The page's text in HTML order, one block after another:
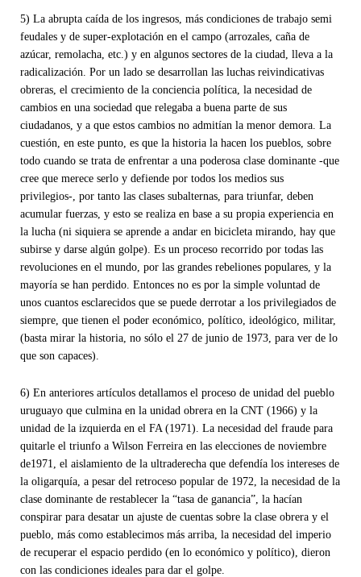
5) La abrupta caída de los ingresos, más condiciones de trabajo semi
feudales y de super-explotación en el campo (arrozales, caña de
azúcar, remolacha, etc.) y en algunos sectores de la ciudad, lleva a la
radicalización. Por un lado se desarrollan las luchas reivindicativas
obreras, el crecimiento de la conciencia política, la necesidad de
cambios en una sociedad que relegaba a buena parte de sus
ciudadanos, y a que estos cambios no admitían la menor demora. La
cuestión, en este punto, es que la historia la hacen los pueblos, sobre
todo cuando se trata de enfrentar a una poderosa clase dominante -que
cree que merece serlo y defiende por todos los medios sus
privilegios-, por tanto las clases subalternas, para triunfar, deben
acumular fuerzas, y esto se realiza en base a su propia experiencia en
la lucha (ni siquiera se aprende a andar en bicicleta mirando, hay que
subirse y darse algún golpe). Es un proceso recorrido por todas las
revoluciones en el mundo, por las grandes rebeliones populares, y la
mayoría se han perdido. Entonces no es por la simple voluntad de
unos cuantos esclarecidos que se puede derrotar a los privilegiados de
siempre, que tienen el poder económico, político, ideológico, militar,
(basta mirar la historia, no sólo el 27 de junio de 1973, para ver de lo
que son capaces).
6) En anteriores artículos detallamos el proceso de unidad del pueblo
uruguayo que culmina en la unidad obrera en la CNT (1966) y la
unidad de la izquierda en el FA (1971). La necesidad del fraude para
quitarle el triunfo a Wilson Ferreira en las elecciones de noviembre
de1971, el aislamiento de la ultraderecha que defendía los intereses de
la oligarquía, a pesar del retroceso popular de 1972, la necesidad de la
clase dominante de restablecer la “tasa de ganancia”, la hacían
conspirar para desatar un ajuste de cuentas sobre la clase obrera y el
pueblo, más como establecimos más arriba, la necesidad del imperio
de recuperar el espacio perdido (en lo económico y político), dieron
con las condiciones ideales para dar el golpe.